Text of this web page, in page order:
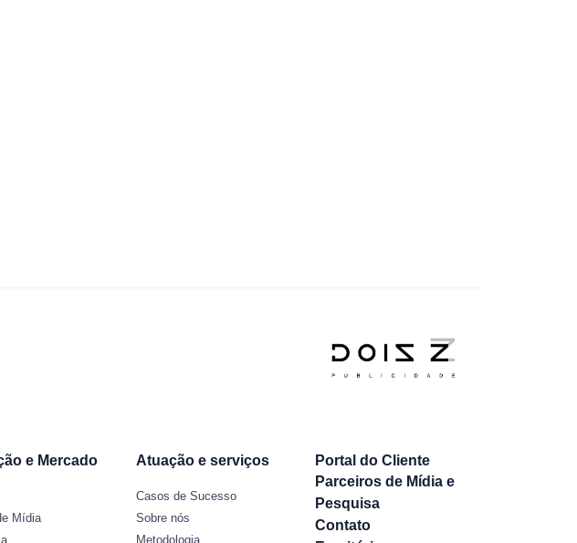
e Mercado
Mídia
Atuação e serviços
Casos de Sucesso
Sobre nós
Metodologia
Portal do Cliente
Parceiros de Mídia e
Pesquisa
Contato